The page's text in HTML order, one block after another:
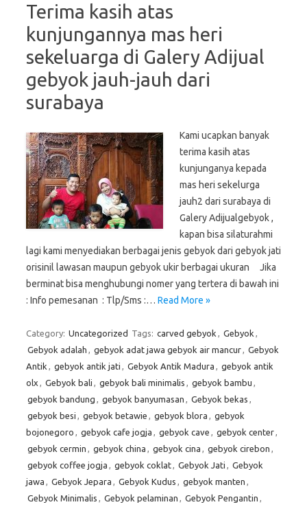
Terima kasih atas
kunjungannya mas heri
sekeluarga di Galery Adijual
gebyok jauh-jauh dari
surabaya
Kami ucapkan banyak
terima kasih atas
kunjunganya kepada
mas heri sekelurga
jauh2 dari surabaya di
Galery Adijualgebyok ,
kapan bisa silaturahmi
lagi kami menyediakan berbagai jenis gebyok dari gebyok jati
orisinil lawasan maupun gebyok ukir berbagai ukuran Jika
berminat bisa menghubungi nomer yang tertera di bawah ini
: Info pemesanan : Tlp/Sms :… Read More »
Category: Uncategorized Tags: carved gebyok , Gebyok ,
Gebyok adalah , gebyok adat jawa gebyok air mancur, Gebyok
Antik , gebyok antik jati , Gebyok Antik Madura , gebyok antik
olx , Gebyok bali , gebyok bali minimalis , gebyok bambu ,
gebyok bandung , gebyok banyumasan , Gebyok bekas ,
gebyok besi , gebyok betawie , gebyok blora , gebyok
bojonegoro , gebyok cafe jogja , gebyok cave , gebyok center,
gebyok cermin , gebyok china , gebyok cina , gebyok cirebon ,
gebyok coffee jogja , gebyok coklat, Gebyok Jati , Gebyok
jawa , Gebyok Jepara , Gebyok Kudus , gebyok manten ,
Gebyok Minimalis , Gebyok pelaminan , Gebyok Pengantin ,